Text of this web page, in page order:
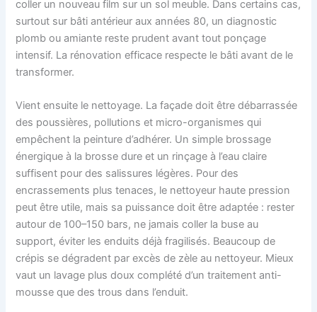
coller un nouveau film sur un sol meuble. Dans certains cas,
surtout sur bâti antérieur aux années 80, un diagnostic
plomb ou amiante reste prudent avant tout ponçage
intensif. La rénovation efficace respecte le bâti avant de le
transformer.
Vient ensuite le nettoyage. La façade doit être débarrassée
des poussières, pollutions et micro-organismes qui
empêchent la peinture d’adhérer. Un simple brossage
énergique à la brosse dure et un rinçage à l’eau claire
suffisent pour des salissures légères. Pour des
encrassements plus tenaces, le nettoyeur haute pression
peut être utile, mais sa puissance doit être adaptée : rester
autour de 100–150 bars, ne jamais coller la buse au
support, éviter les enduits déjà fragilisés. Beaucoup de
crépis se dégradent par excès de zèle au nettoyeur. Mieux
vaut un lavage plus doux complété d’un traitement anti-
mousse que des trous dans l’enduit.